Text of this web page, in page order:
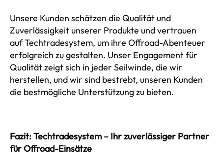
Unsere Kunden schätzen die Qualität und
Zuverlässigkeit unserer Produkte und vertrauen
auf Techtradesystem, um ihre Offroad-Abenteuer
erfolgreich zu gestalten. Unser Engagement für
Qualität zeigt sich in jeder Seilwinde, die wir
herstellen, und wir sind bestrebt, unseren Kunden
die bestmögliche Unterstützung zu bieten.
Fazit: Techtradesystem – Ihr zuverlässiger Partner
für Offroad-Einsätze